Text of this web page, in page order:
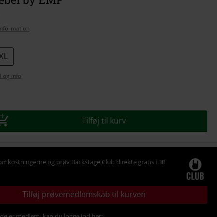
og info
Tilføj til kurv
og prøv Backstage Club direkte gratis i 30
Tilføj prøvemedlemskab til kurven